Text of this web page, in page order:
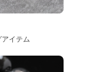
イテム